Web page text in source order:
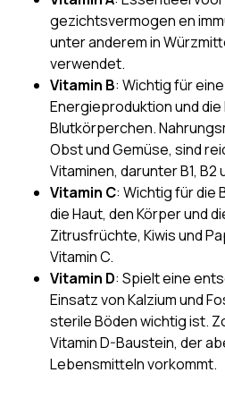
gezichtsvermogen en
unter anderem in
verwendet.
Vitamin B: Wichtig für
Energieproduktion und
Blutkörperchen.
Obst und Gemüse, sind
Vitaminen, darunter B1, B2
Vitamin C: Wichtig für die
die Haut, den Körper und
Zitrusfrüchte, Kiwis und
Vitamin C.
Vitamin D: Spielt eine
Einsatz von Kalzium und
sterile Böden wichtig ist.
Vitamin D-Baustein, der
Lebensmitteln vorkommt.